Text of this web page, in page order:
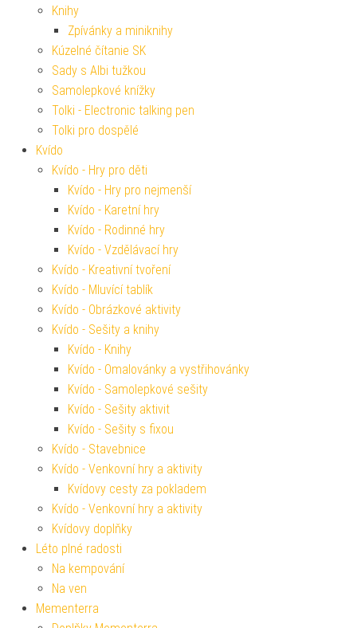
Knihy
Zpívánky a miniknihy
Kúzelné čítanie SK
Sady s Albi tužkou
Samolepkové knížky
Tolki - Electronic talking pen
Tolki pro dospělé
Kvído
Kvído - Hry pro děti
Kvído - Hry pro nejmenší
Kvído - Karetní hry
Kvído - Rodinné hry
Kvído - Vzdělávací hry
Kvído - Kreativní tvoření
Kvído - Mluvící tablík
Kvído - Obrázkové aktivity
Kvído - Sešity a knihy
Kvído - Knihy
Kvído - Omalovánky a vystřihovánky
Kvído - Samolepkové sešity
Kvído - Sešity aktivit
Kvído - Sešity s fixou
Kvído - Stavebnice
Kvído - Venkovní hry a aktivity
Kvídovy cesty za pokladem
Kvído - Venkovní hry a aktivity
Kvídovy doplňky
Léto plné radosti
Na kempování
Na ven
Mementerra